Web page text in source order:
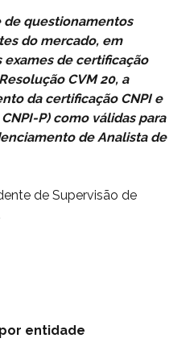
de questionamentos
do mercado, em
de certificação
CVM 20, a
da certificação CNPI e
P) como válidas para
de Analista de
de Supervisão de
entidade